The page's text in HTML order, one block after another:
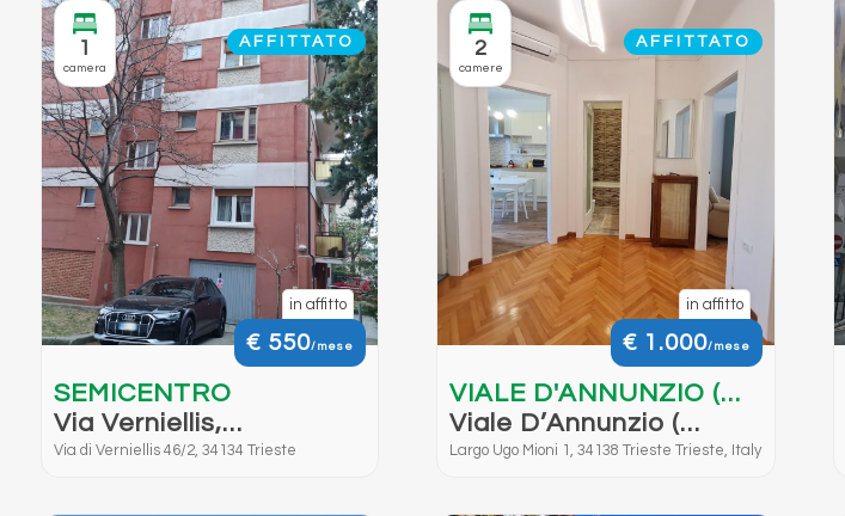
1
camera
AFFITTATO
in affitto
€ 550/mese
SEMICENTRO
Via Verniellis,
disponibile da febbraio
Via di Verniellis 46/2, 34134 Trieste
2
camere
AFFITTATO
in affitto
€ 1.000/mese
VIALE D'ANNUNZIO (
LARGO MIONI )
Viale D’Annunzio (
Largo Mioni ) Alloggio In
Largo Ugo Mioni 1, 34138 Trieste Trieste, Italy